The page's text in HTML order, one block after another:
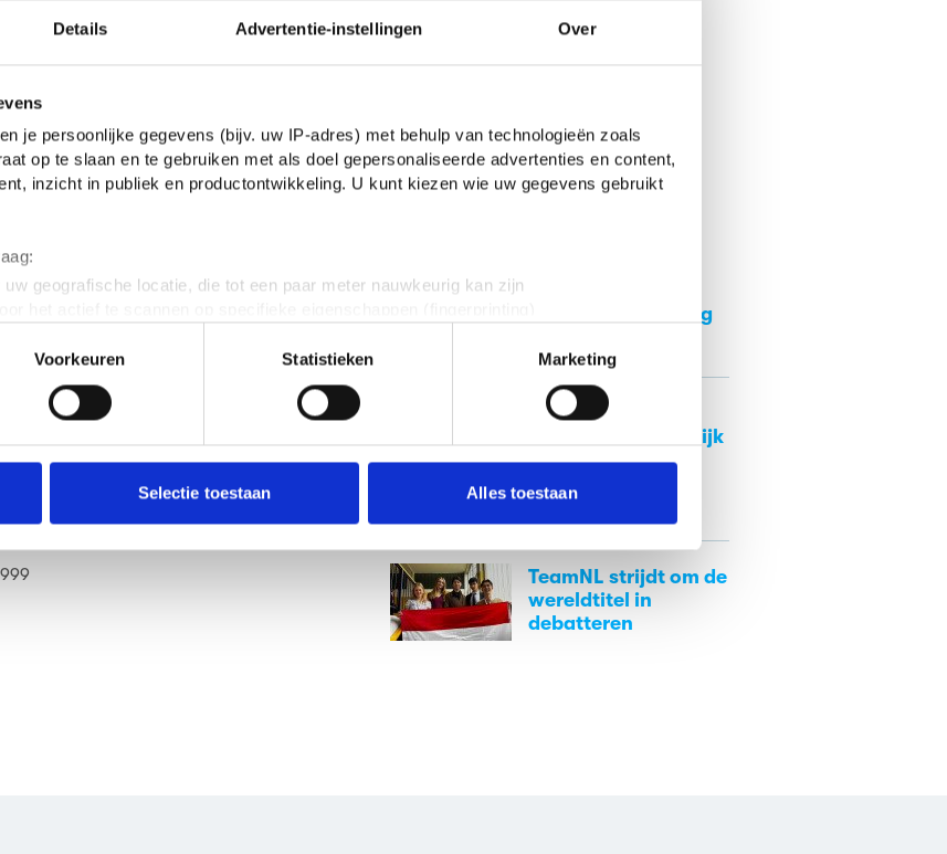
Details Advertentie-instellingen Over
je persoonlijke gegevens (bijv. uw IP-adres) met behulp van technologieën zoals
op te slaan en te gebruiken met als doel gepersonaliseerde advertenties en content,
inzicht in publiek en productontwikkeling. U kunt kiezen wie uw gegevens gebruikt
uw geografische locatie, die tot een paar meter nauwkeurig kan zijn
of intrekken in de Cookieverklaring.
advertenties te personaliseren, om functies voor social media te bieden en om ons
partners kunnen deze gegevens combineren met andere informatie die je aan ze hebt
op basis van jouw gebruik van hun services.
Voorkeuren Statistieken Marketing
Selectie toestaan Alles toestaan
van het Einde
der
Nakken
Nakken 2
en Vinnie
dat iedereen naamloos
verdienen te weinig
Studiekeuze in AI-
tijdperk: 'Uiteindelijk
gaat het om
persoonlijke
interesses'
TeamNL strijdt om de
wereldtitel in
debatteren